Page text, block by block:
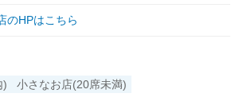
のHPはこちら
)
小さなお店(20席未満)